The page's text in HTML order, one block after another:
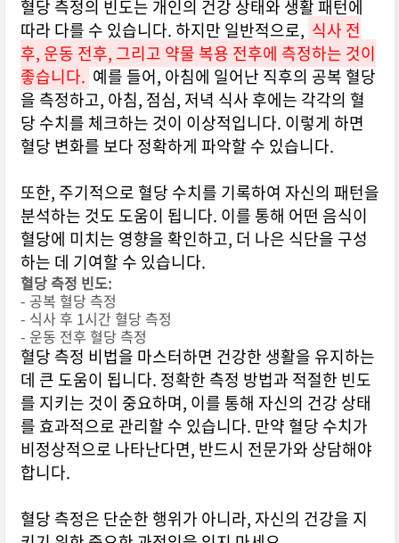
혈당 측정의 빈도는 개인의 건강 상태와 생활 패턴에
따라 다를 수 있습니다. 하지만 일반적으로, 식사 전
후, 운동 전후, 그리고 약물 복용 전후에 측정하는 것이
좋습니다. 예를 들어, 아침에 일어난 직후의 공복 혈당
을 측정하고, 아침, 점심, 저녁 식사 후에는 각각의 혈
당 수치를 체크하는 것이 이상적입니다. 이렇게 하면
혈당 변화를 보다 정확하게 파악할 수 있습니다.
또한, 주기적으로 혈당 수치를 기록하여 자신의 패턴을
분석하는 것도 도움이 됩니다. 이를 통해 어떤 음식이
혈당에 미치는 영향을 확인하고, 더 나은 식단을 구성
하는 데 기여할 수 있습니다.
혈당 측정 빈도:
- 공복 혈당 측정
- 식사 후 1시간 혈당 측정
- 운동 전후 혈당 측정
혈당 측정 비법을 마스터하면 건강한 생활을 유지하는
데 큰 도움이 됩니다. 정확한 측정 방법과 적절한 빈도
를 지키는 것이 중요하며, 이를 통해 자신의 건강 상태
를 효과적으로 관리할 수 있습니다. 만약 혈당 수치가
비정상적으로 나타난다면, 반드시 전문가와 상담해야
합니다.
혈당 측정은 단순한 행위가 아니라, 자신의 건강을 지